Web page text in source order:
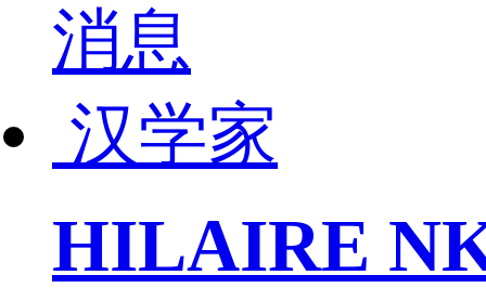
消息
汉学家
HILAIRE